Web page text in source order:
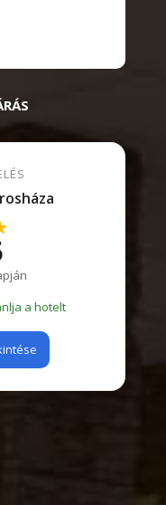
a hotelt